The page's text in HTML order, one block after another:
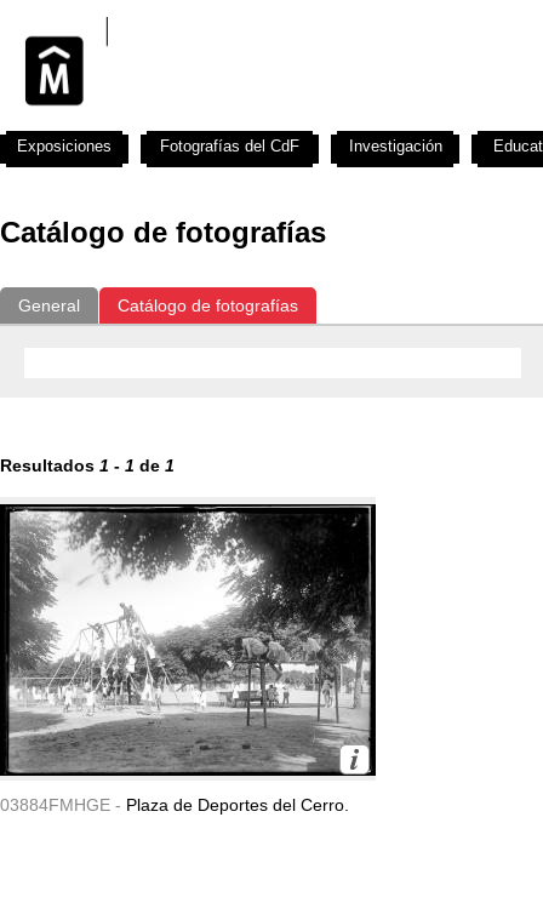
Catálogo de fotografías
General Catálogo de fotografías
Resultados 1 - 1 de 1
03884FMHGE - Plaza de Deportes del Cerro.
Exposiciones Fotografías del CdF Investigación